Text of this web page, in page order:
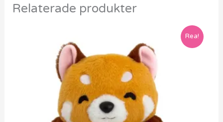
Relaterade produkter
Rea!